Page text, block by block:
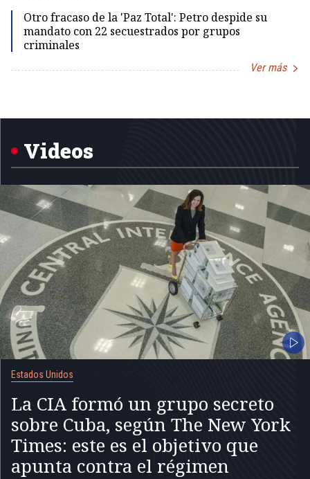
Otro fracaso de la 'Paz Total': Petro despide su
mandato con 22 secuestrados por grupos
criminales
Ver más
5
Videos
Estados Unidos
La CIA formó un grupo secreto
sobre Cuba, según The New York
Times: este es el objetivo que
apunta contra el régimen